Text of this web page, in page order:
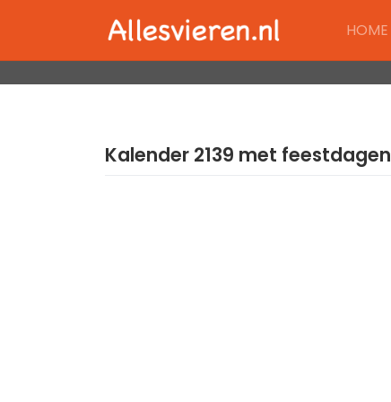
HOME
Kalender 2139 met feestdagen